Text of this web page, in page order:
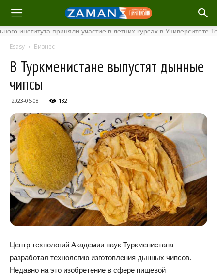
приняли участие в летних курсах в Университете Tenaga
Esasy Бизнес
В Туркменистане выпустят дынные
чипсы
2023-06-08 132
Центр технологий Академии наук Туркменистана
разработал технологию изготовления дынных чипсов.
Недавно на это изобретение в сфере пищевой